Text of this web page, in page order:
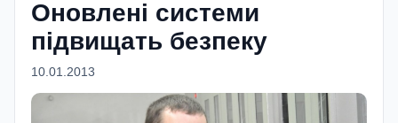
Оновлені системи
підвищать безпеку
10.01.2013